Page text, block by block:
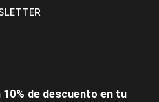
de descuento en tu